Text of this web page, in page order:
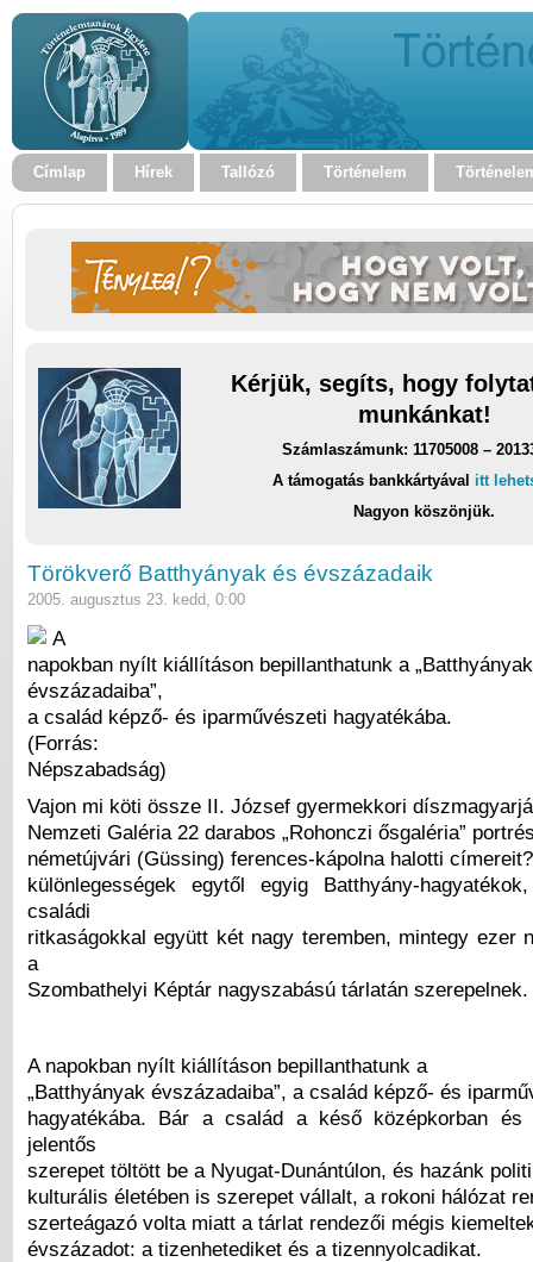
Címlap Hírek Tallózó Történelem
Kérjük, segíts, hogy
munkánkat!
Számlaszámunk: 11705008 –
A támogatás bankkártyával itt
Nagyon köszönjük.
Törökverő Batthyányak és évszázadaik
2005. augusztus 23. kedd, 0:00
A
napokban nyílt kiállításon bepillanthatunk a „Batthyányak
évszázadaiba”,
a család képző- és iparművészeti hagyatékába.
(Forrás:
Népszabadság)
Vajon mi köti össze II. József gyermekkori
Nemzeti Galéria 22 darabos „Rohonczi ősgaléria”
németújvári (Güssing) ferences-kápolna halotti
különlegességek egytől egyig Batthyány-
családi
ritkaságokkal együtt két nagy teremben, mintegy ezer
a
Szombathelyi Képtár nagyszabású tárlatán szerepelnek.
A napokban nyílt kiállításon bepillanthatunk a
„Batthyányak évszázadaiba”, a család képző- és
hagyatékába. Bár a család a késő középkorban
jelentős
szerepet töltött be a Nyugat-Dunántúlon, és hazánk
kulturális életében is szerepet vállalt, a rokoni hálózat
szerteágazó volta miatt a tárlat rendezői mégis
évszázadot: a tizenhetediket és a tizennyolcadikat.